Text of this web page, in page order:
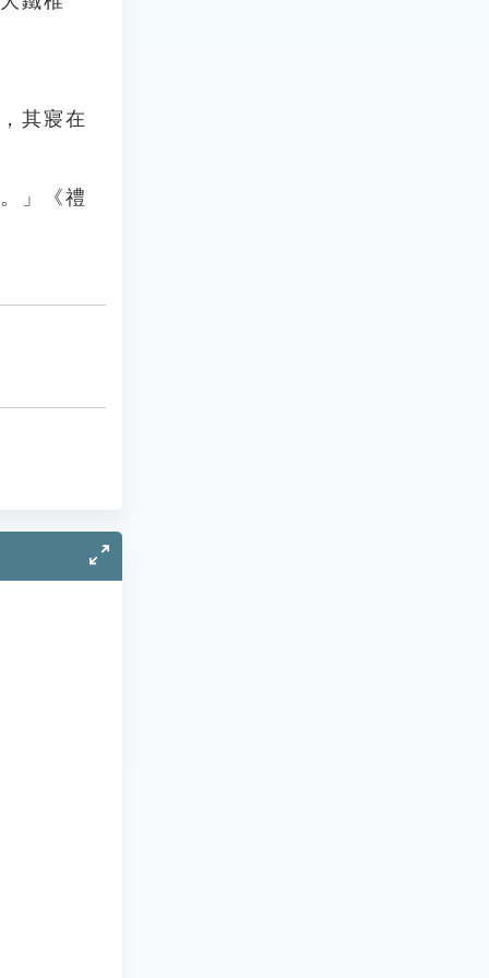
其寢在
」《禮